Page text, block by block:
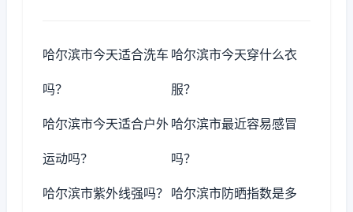
哈尔滨市今天适合洗车
吗？
哈尔滨市今天穿什么衣
服？
哈尔滨市今天适合户外
运动吗？
哈尔滨市最近容易感冒
吗？
哈尔滨市紫外线强吗？ 哈尔滨市防晒指数是多